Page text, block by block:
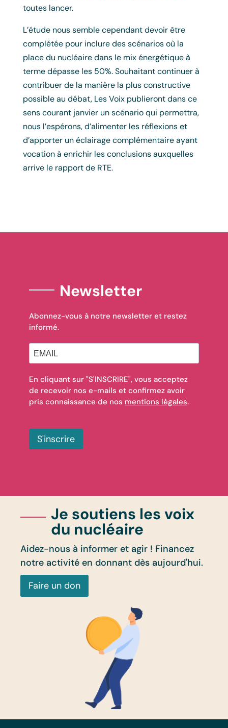
toutes lancer.
L’étude nous semble cependant devoir être
complétée pour inclure des scénarios où la
place du nucléaire dans le mix énergétique à
terme dépasse les 50%. Souhaitant continuer à
contribuer de la manière la plus constructive
possible au débat, Les Voix publieront dans ce
sens courant janvier un scénario qui permettra,
nous l’espérons, d’alimenter les réflexions et
d’apporter un éclairage complémentaire ayant
vocation à enrichir les conclusions auxquelles
arrive le rapport de RTE.
Newsletter
Abonnez-vous à notre newsletter et restez
informé.
En cliquant sur "S'INSCRIRE", vous acceptez
de recevoir nos e-mails et confirmez avoir
pris connaissance de nos mentions légales.
S'inscrire
Je soutiens les voix
du nucléaire
Aidez-nous à informer et agir ! Financez
notre activité en donnant dès aujourd'hui.
Faire un don